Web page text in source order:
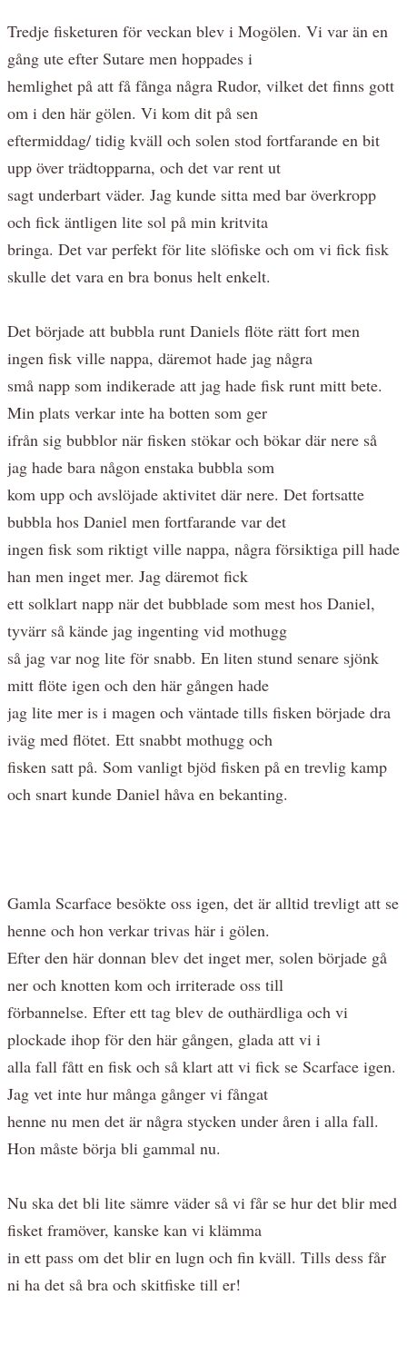
Tredje fisketuren för veckan blev i Mogölen. Vi var än en
gång ute efter Sutare men hoppades i
hemlighet på att få fånga några Rudor, vilket det finns gott
om i den här gölen. Vi kom dit på sen
eftermiddag/ tidig kväll och solen stod fortfarande en bit
upp över trädtopparna, och det var rent ut
sagt underbart väder. Jag kunde sitta med bar överkropp
och fick äntligen lite sol på min kritvita
bringa. Det var perfekt för lite slöfiske och om vi fick fisk
skulle det vara en bra bonus helt enkelt.
Det började att bubbla runt Daniels flöte rätt fort men
ingen fisk ville nappa, däremot hade jag några
små napp som indikerade att jag hade fisk runt mitt bete.
Min plats verkar inte ha botten som ger
ifrån sig bubblor när fisken stökar och bökar där nere så
jag hade bara någon enstaka bubbla som
kom upp och avslöjade aktivitet där nere. Det fortsatte
bubbla hos Daniel men fortfarande var det
ingen fisk som riktigt ville nappa, några försiktiga pill hade
han men inget mer. Jag däremot fick
ett solklart napp när det bubblade som mest hos Daniel,
tyvärr så kände jag ingenting vid mothugg
så jag var nog lite för snabb. En liten stund senare sjönk
mitt flöte igen och den här gången hade
jag lite mer is i magen och väntade tills fisken började dra
iväg med flötet. Ett snabbt mothugg och
fisken satt på. Som vanligt bjöd fisken på en trevlig kamp
och snart kunde Daniel håva en bekanting.
Gamla Scarface besökte oss igen, det är alltid trevligt att se
henne och hon verkar trivas här i gölen.
Efter den här donnan blev det inget mer, solen började gå
ner och knotten kom och irriterade oss till
förbannelse. Efter ett tag blev de outhärdliga och vi
plockade ihop för den här gången, glada att vi i
alla fall fått en fisk och så klart att vi fick se Scarface igen.
Jag vet inte hur många gånger vi fångat
henne nu men det är några stycken under åren i alla fall.
Hon måste börja bli gammal nu.
Nu ska det bli lite sämre väder så vi får se hur det blir med
fisket framöver, kanske kan vi klämma
in ett pass om det blir en lugn och fin kväll. Tills dess får
ni ha det så bra och skitfiske till er!